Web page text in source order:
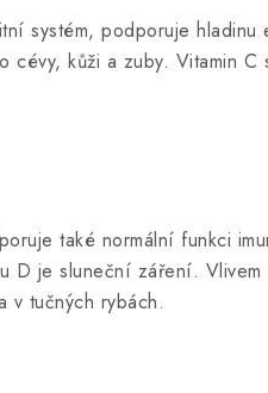
systém, podporuje
kůži a zuby. Vitamin
také normální funkci
D je sluneční záření.
v tučných rybách.